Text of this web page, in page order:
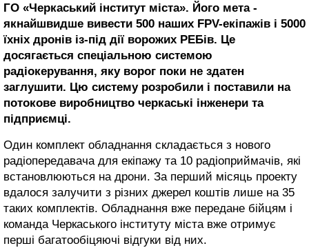
ГО «Черкаський інститут міста». Його мета -
якнайшвидше вивести 500 наших FPV-екіпажів і 5000
їхніх дронів із-під дії ворожих РЕБів. Це
досягається спеціальною системою
радіокерування, яку ворог поки не здатен
заглушити. Цю систему розробили і поставили на
потокове виробництво черкаські інженери та
підприємці.
Один комплект обладнання складається з нового
радіопередавача для екіпажу та 10 радіоприймачів, які
встановлюються на дрони. За перший місяць проекту
вдалося залучити з різних джерел коштів лише на 35
таких комплектів. Обладнання вже передане бійцям і
команда Черкаського інституту міста вже отримує
перші багатообіцяючі відгуки від них.